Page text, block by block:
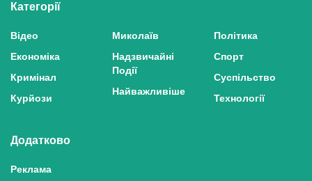
Категорії
Відео
Економіка
Кримінал
Курйози
Миколаїв
Надзвичайні
Події
Найважливіше
Політика
Спорт
Суспільство
Технології
Додатково
Реклама